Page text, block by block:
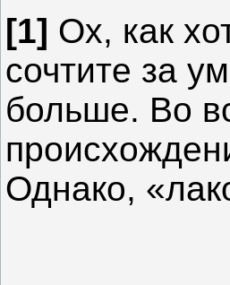
[1] Ох, как
сочтите за
больше. Во
Однако,